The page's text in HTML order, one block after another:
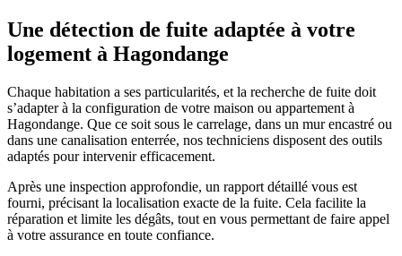
Une détection de fuite adaptée à votre
logement à Hagondange
Chaque habitation a ses particularités, et la recherche de fuite doit
s’adapter à la configuration de votre maison ou appartement à
Hagondange. Que ce soit sous le carrelage, dans un mur encastré ou
dans une canalisation enterrée, nos techniciens disposent des outils
adaptés pour intervenir efficacement.
Après une inspection approfondie, un rapport détaillé vous est
fourni, précisant la localisation exacte de la fuite. Cela facilite la
réparation et limite les dégâts, tout en vous permettant de faire appel
à votre assurance en toute confiance.